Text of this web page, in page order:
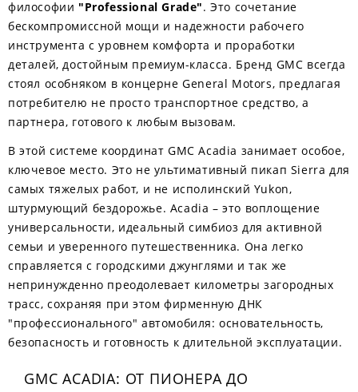
философии "Professional Grade". Это сочетание
бескомпромиссной мощи и надежности рабочего
инструмента с уровнем комфорта и проработки
деталей, достойным премиум-класса. Бренд GMC всегда
стоял особняком в концерне General Motors, предлагая
потребителю не просто транспортное средство, а
партнера, готового к любым вызовам.
В этой системе координат GMC Acadia занимает особое,
ключевое место. Это не ультимативный пикап Sierra для
самых тяжелых работ, и не исполинский Yukon,
штурмующий бездорожье. Acadia – это воплощение
универсальности, идеальный симбиоз для активной
семьи и уверенного путешественника. Она легко
справляется с городскими джунглями и так же
непринужденно преодолевает километры загородных
трасс, сохраняя при этом фирменную ДНК
"профессионального" автомобиля: основательность,
безопасность и готовность к длительной эксплуатации.
GMC ACADIA: ОТ ПИОНЕРА ДО